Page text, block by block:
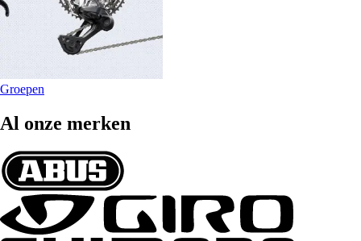
Groepen
Al onze merken